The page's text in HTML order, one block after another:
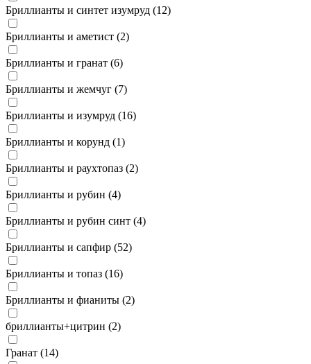
Бриллианты и синтет изумруд (12)
Бриллианты и аметист (2)
Бриллианты и гранат (6)
Бриллианты и жемчуг (7)
Бриллианты и изумруд (16)
Бриллианты и корунд (1)
Бриллианты и раухтопаз (2)
Бриллианты и рубин (4)
Бриллианты и рубин синт (4)
Бриллианты и сапфир (52)
Бриллианты и топаз (16)
Бриллианты и фианиты (2)
бриллианты+цитрин (2)
Гранат (14)